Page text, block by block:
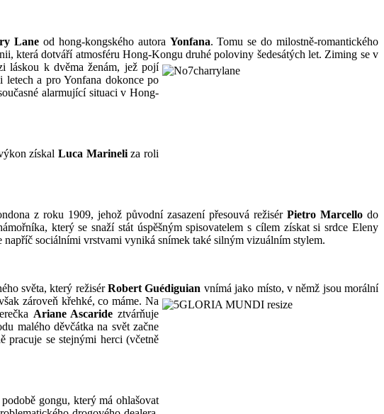
Lane od hong-kongského autora Yonfana. Tomu se do milostně-romantického
která dotváří atmosféru Hong-Kongu druhé poloviny šedesátýchlet. Ziming se v
láskou k dvěma ženám, jež pojí
letech a pro Yonfana dokonce po
alarmující situaci v Hong-
získal Luca Marineliza roli
z roku 1909, jehož původní zasazení přesouvá režisér Pietro Marcello do
který se snaží stát úspěšným spisovatelem s cílem získat si srdce Eleny
sociálními vrstvami vyniká snímek také silným vizuálním stylem.
světa, který režisérRobert Guédiguian vnímá jako místo, v němž jsou morální
zároveň křehké, co máme. Na
Ariane Ascaride ztvárňuje
malého děvčátka na svět začne
pracuje se stejnými herci (včetně
gongu, který má ohlašovat